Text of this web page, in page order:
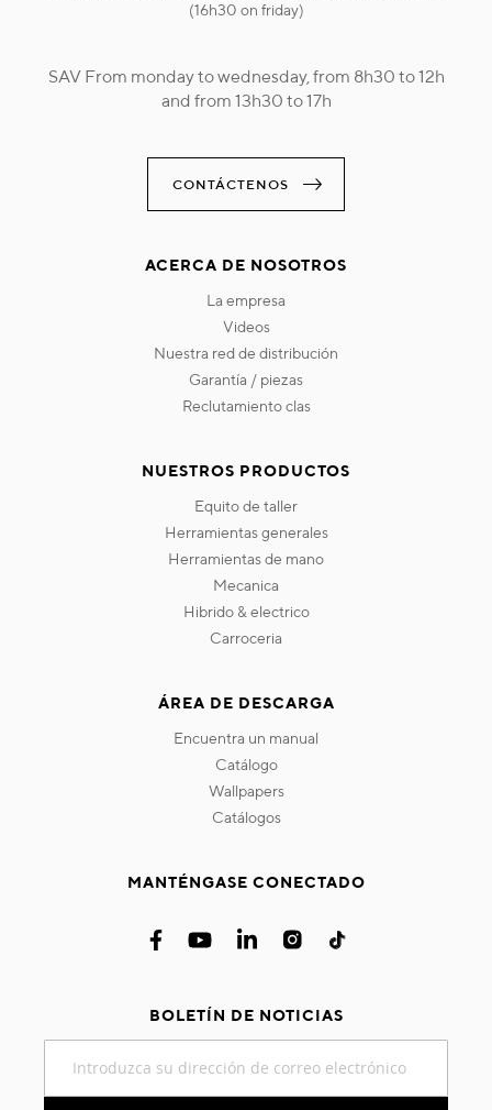
(16h30 on friday)
SAV From monday to wednesday, from 8h30 to 12h
and from 13h30 to 17h
CONTÁCTENOS
ACERCA DE NOSOTROS
la empresa
videos
nuestra red de distribución
garantía / piezas
reclutamiento clas
NUESTROS PRODUCTOS
equito de taller
herramientas generales
herramientas de mano
mecanica
hibrido & electrico
carroceria
ÁREA DE DESCARGA
encuentra un manual
catálogo
wallpapers
catálogos
MANTÉNGASE CONECTADO
BOLETÍN DE NOTICIAS
nuestro